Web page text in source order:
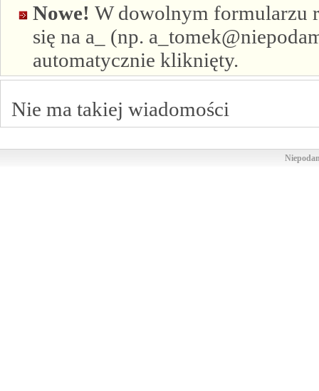
Nowe! W dowolnym formularzu
się na a_ (np.
automatycznie kliknięty.
Nie ma takiej wiadomości